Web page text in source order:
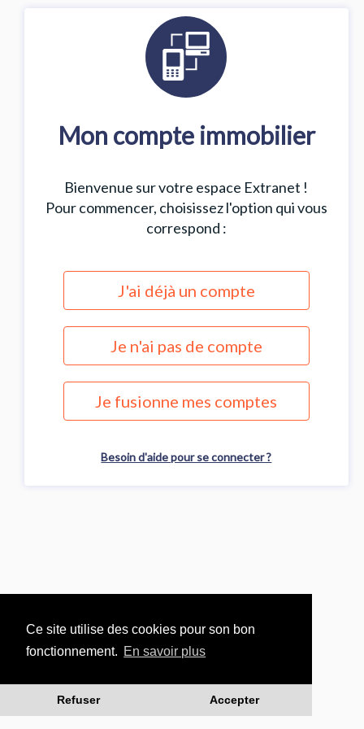
Ce site utilise des cookies pour son bon
fonctionnement. En savoir plus
Refuser Accepter
Mon compte immobilier
Bienvenue sur votre espace Extranet !
Pour commencer, choisissez l'option qui vous
correspond :
J'ai déjà un compte
Je n'ai pas de compte
Je fusionne mes comptes
Besoin d'aide pour se connecter ?